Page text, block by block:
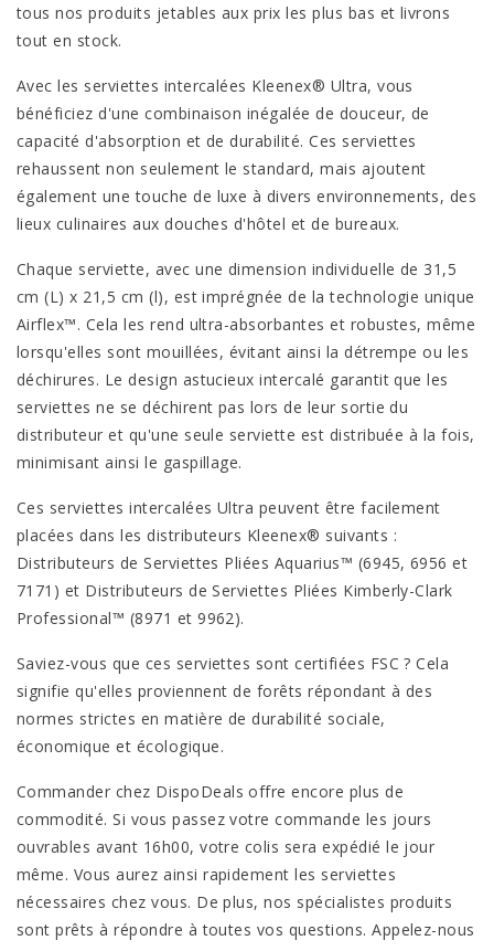
tous nos produits jetables aux prix les plus bas et livrons
tout en stock.
Avec les serviettes intercalées Kleenex® Ultra, vous
bénéficiez d'une combinaison inégalée de douceur, de
capacité d'absorption et de durabilité. Ces serviettes
rehaussent non seulement le standard, mais ajoutent
également une touche de luxe à divers environnements, des
lieux culinaires aux douches d'hôtel et de bureaux.
Chaque serviette, avec une dimension individuelle de 31,5
cm (L) x 21,5 cm (l), est imprégnée de la technologie unique
Airflex™. Cela les rend ultra-absorbantes et robustes, même
lorsqu'elles sont mouillées, évitant ainsi la détrempe ou les
déchirures. Le design astucieux intercalé garantit que les
serviettes ne se déchirent pas lors de leur sortie du
distributeur et qu'une seule serviette est distribuée à la fois,
minimisant ainsi le gaspillage.
Ces serviettes intercalées Ultra peuvent être facilement
placées dans les distributeurs Kleenex® suivants :
Distributeurs de Serviettes Pliées Aquarius™ (6945, 6956 et
7171) et Distributeurs de Serviettes Pliées Kimberly-Clark
Professional™ (8971 et 9962).
Saviez-vous que ces serviettes sont certifiées FSC ? Cela
signifie qu'elles proviennent de forêts répondant à des
normes strictes en matière de durabilité sociale,
économique et écologique.
Commander chez DispoDeals offre encore plus de
commodité. Si vous passez votre commande les jours
ouvrables avant 16h00, votre colis sera expédié le jour
même. Vous aurez ainsi rapidement les serviettes
nécessaires chez vous. De plus, nos spécialistes produits
sont prêts à répondre à toutes vos questions. Appelez-nous